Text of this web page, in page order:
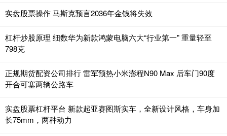
实盘股票操作 马斯克预言2036年金钱将失效
杠杆炒股原理 细数华为新款鸿蒙电脑六大“行业第一” 重量轻至
798克
正规期货配资公司排行 雷军预热小米澎程N90 Max 后车门90度
开合可塞两辆公路车
实盘股票杠杆平台 新款起亚赛图斯实车，全新设计风格，车身加
长75mm，两种动力